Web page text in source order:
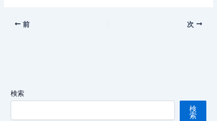
前 次
検索
検
索